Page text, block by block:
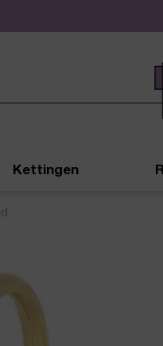
De leukste sieraden
Kettingen